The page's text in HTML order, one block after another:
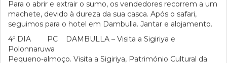
Para o abrir e extrair o sumo, os vendedores recorrem a um
machete, devido à dureza da sua casca. Após o safari,
seguimos para o hotel em Dambulla. Jantar e alojamento.
4º DIA PC DAMBULLA – Visita a Sigiriya e
Polonnaruwa
Pequeno-almoço. Visita a Sigiriya, Património Cultural da